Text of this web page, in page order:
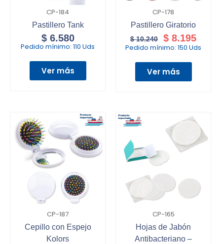
CP-184
Pastillero Tank
$6.580
Pedido mínimo: 110 Uds
Ver más
CP-178
Pastillero Giratorio
$10.240 $ 8.195
Pedido mínimo: 150 Uds
Ver más
CP-187
Cepillo con Espejo
Kolors
CP-165
Hojas de Jabón
Antibacteriano –